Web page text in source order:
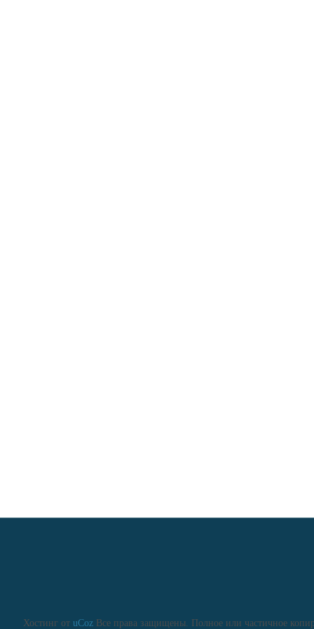
Хостинг от uCozВсе права защищены. Полное или частичное